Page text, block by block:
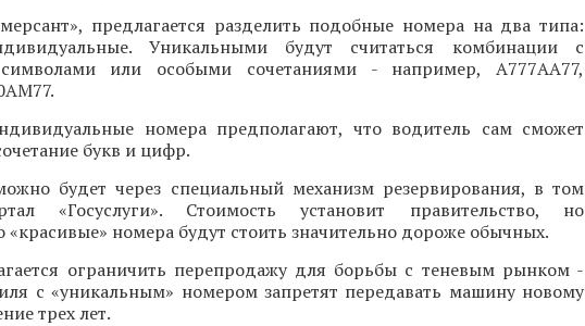
предлагается разделить подобные номера на два типа:
Уникальными будут считаться комбинации с
или особыми сочетаниями - например, А777АА77,
номера предполагают, что водитель сам сможет
букв и цифр.
будет через специальный механизм резервирования, в том
«Госуслуги». Стоимость установит правительство, но
«красивые» номера будут стоить значительно дороже обычных.
ограничить перепродажу для борьбы с теневым рынком -
с «уникальным» номером запретят передавать машину новому
трех лет.